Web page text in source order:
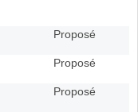
Proposé
Proposé
Proposé